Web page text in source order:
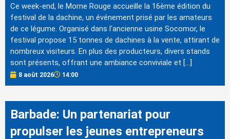
Ce week-end, le Morne Rouge accueille la 16ème édition du
festival de la dachine, un événement prisé par les amateurs
de ce légume. Organisé dans l'ancienne usine Socomor, le
festival propose 15 tonnes de dachines à la vente, attirant de
nombreux visiteurs. En plus des producteurs, divers stands
sont présents, offrant une ambiance conviviale et […]
8 août 2026 14:00
Barbade: Un partenariat pour
propulser les jeunes entrepreneurs